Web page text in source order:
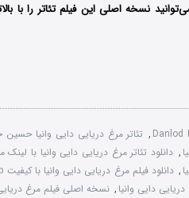
نسخه اصلی این فیلم تئاتر را
Danlod
, تئاتر مرغ دریایی دایی وانیا حسین
, دانلود تئاتر مرغ دریایی دایی وانیا با لینک
, دانلود فیلم مرغ دریایی دایی وانیا با کیفیت 1080p
دایی وانیا , نسخه اصلی فیلم مرغ